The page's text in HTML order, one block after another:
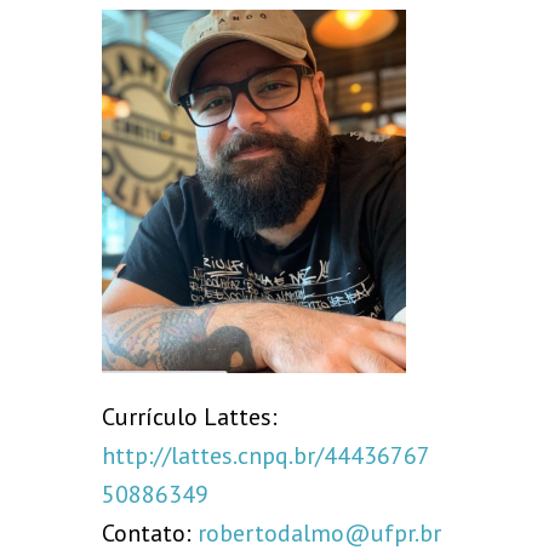
Currículo Lattes:
http://lattes.cnpq.br/44436767
50886349
Contato: robertodalmo@ufpr.br